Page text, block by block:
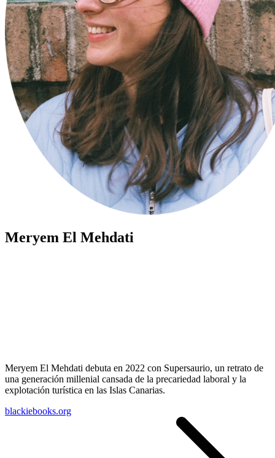
Meryem El Mehdati
Meryem El Mehdati debuta en 2022 con Supersaurio, un retrato de
una generación millenial cansada de la precariedad laboral y la
explotación turística en las Islas Canarias.
blackiebooks.org